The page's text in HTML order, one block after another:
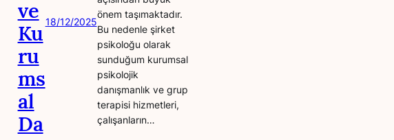
ve
Ku
ru
ms
al
Da
18/12/2025
önem taşımaktadır.
Bu nedenle şirket
psikoloğu olarak
sunduğum kurumsal
psikolojik
danışmanlık ve grup
terapisi hizmetleri,
çalışanların…